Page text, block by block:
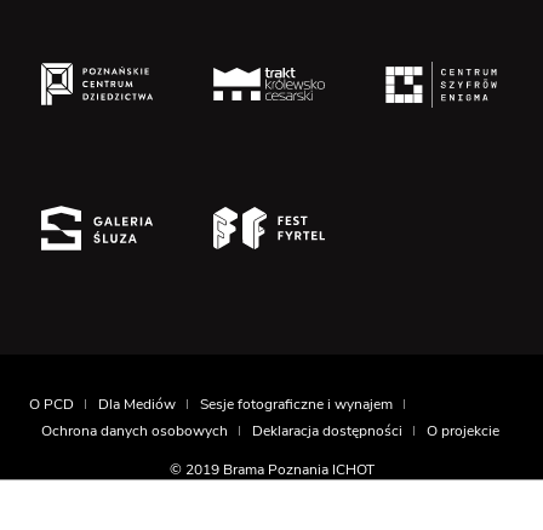
© 2019 Brama Poznania ICHOT
O PCD Dla Mediów
Sesje fotograficzne i wynajem
Ochrona danych osobowych
Deklaracja dostępności O projekcie